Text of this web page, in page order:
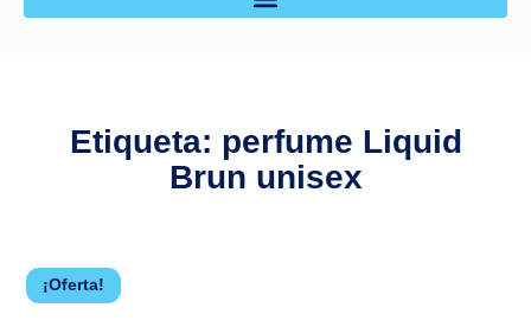
Etiqueta: perfume Liquid
Brun unisex
¡Oferta!